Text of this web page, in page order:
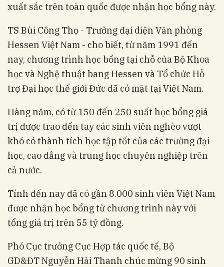
xuất sắc trên toàn quốc được nhận học bổng này.
TS Bùi Công Thọ - Trưởng đại diện Văn phòng
Hessen Việt Nam - cho biết, từ năm 1991 đến
nay, chương trình học bổng tại chỗ của Bộ Khoa
học và Nghệ thuật bang Hessen và Tổ chức Hỗ
trợ Đại học thế giới Đức đã có mặt tại Việt Nam.
Hàng năm, có từ 150 đến 250 suất học bổng giá
trị được trao đến tay các sinh viên nghèo vượt
khó có thành tích học tập tốt của các trường đại
học, cao đẳng và trung học chuyên nghiệp trên
cả nước.
Tính đến nay đã có gần 8.000 sinh viên Việt Nam
được nhận học bổng từ chương trình này với
tổng giá trị trên 55 tỷ đồng.
Phó Cục trưởng Cục Hợp tác quốc tế, Bộ
GD&ĐT Nguyễn Hải Thanh chúc mừng 90 sinh